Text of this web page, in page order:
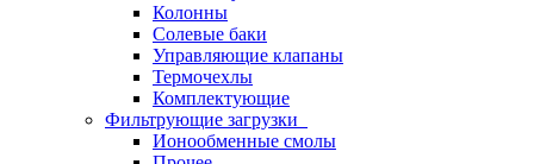
Колонны
Солевые баки
Управляющие клапаны
Термочехлы
Комплектующие
Фильтрующие загрузки
Ионообменные смолы